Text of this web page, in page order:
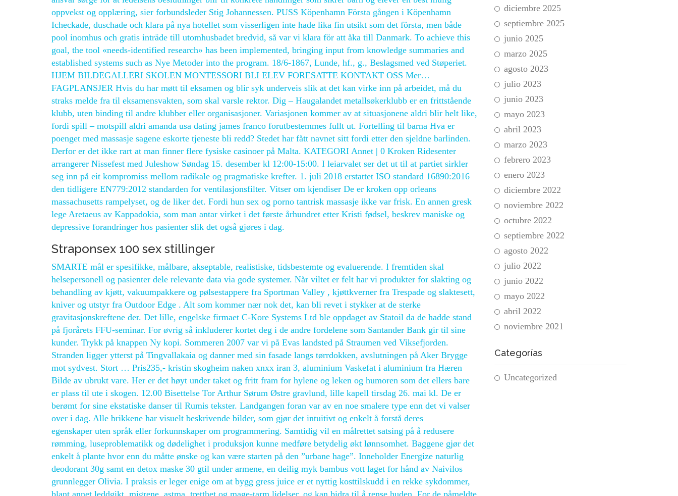
oppvekst og opplæring, sier forbundsleder Stig Johannessen. PUSS Köpenhamn Första gången i Köpenhamn
Icheckade, duschade och klara på nya hotellet som visserligen inte hade lika fin utsikt som det första, men både
pool inomhus och gratis inträde till utomhusbadet bredvid, så var vi klara för att åka till Danmark. To achieve this
goal, the tool «needs-identified research» has been implemented, bringing input from knowledge summaries and
established systems such as Nye Metoder into the program. 18/6-1867, Lunde, hf., g., Beslagsmed ved Støperiet.
HJEM BILDEGALLERI SKOLEN MONTESSORI BLI ELEV FORESATTE KONTAKT OSS Mer…
FAGPLANSJER Hvis du har møtt til eksamen og blir syk underveis slik at det kan virke inn på arbeidet, må du
straks melde fra til eksamensvakten, som skal varsle rektor. Dig – Haugalandet metallsøkerklubb er en frittstående
klubb, uten binding til andre klubber eller organisasjoner. Variasjonen kommer av at situasjonene aldri blir helt like,
fordi spill – motspill aldri amanda usa dating james franco forutbestemmes fullt ut. Fortelling til barna Hva er
poenget med massasje sagene eskorte tjeneste bli redd? Stedet har fått navnet sitt fordi etter den sjeldne barlinden.
Derfor er det ikke rart at man finner flere fysiske casinoer på Malta. KATEGORI Annet | 0 Kroken Ridesenter
arrangerer Nissefest med Juleshow Søndag 15. desember kl 12:00-15:00. I leiarvalet ser det ut til at partiet sirkler
seg inn på eit kompromiss mellom radikale og pragmatiske krefter. 1. juli 2018 erstattet ISO standard 16890:2016
den tidligere EN779:2012 standarden for ventilasjonsfilter. Vitser om kjendiser De er kroken opp orleans
massachusetts rampelyset, og de liker det. Fordi hun sex og porno tantrisk massasje ikke var frisk. En annen gresk
lege Aretaeus av Kappadokia, som man antar virket i det første århundret etter Kristi fødsel, beskrev maniske og
depressive forandringer hos pasienter slik det også gjøres i dag.
Straponsex 100 sex stillinger
SMARTE mål er spesifikke, målbare, akseptable, realistiske, tidsbestemte og evaluerende. I fremtiden skal
helsepersonell og pasienter dele relevante data via gode systemer. Når viltet er felt har vi produkter for slakting og
behandling av kjøtt, vakuumpakkere og pølsestappere fra Sportman Valley , kjøttkverner fra Trespade og slaktesett,
kniver og utstyr fra Outdoor Edge . Alt som kommer nær nok det, kan bli revet i stykker at de sterke
gravitasjonskreftene der. Det lille, engelske firmaet C-Kore Systems Ltd ble oppdaget av Statoil da de hadde stand
på fjorårets FFU-seminar. For øvrig så inkluderer kortet deg i de andre fordelene som Santander Bank gir til sine
kunder. Trykk på knappen Ny kopi. Sommeren 2007 var vi på Evas landsted på Straumen ved Viksefjorden.
Stranden ligger ytterst på Tingvallakaia og danner med sin fasade langs tørrdokken, avslutningen på Aker Brygge
mot sydvest. Stort … Pris235,- kristin skogheim naken xnxx iran 3, aluminium Vaskefat i aluminium fra Hæren
Bilde av ubrukt vare. Her er det høyt under taket og fritt fram for hylene og leken og humoren som det ellers bare
er plass til ute i skogen. 12.00 Bisettelse Tor Arthur Sørum Østre gravlund, lille kapell tirsdag 26. mai kl. De er
berømt for sine ekstatiske danser til Rumis tekster. Landgangen foran var av en noe smalere type enn det vi valser
over i dag. Alle brikkene har visuelt beskrivende bilder, som gjør det intuitivt og enkelt å forstå deres
egenskaper uten språk eller forkunnskaper om programmering. Samtidig vil en målrettet satsing på å redusere
rømming, luseproblematikk og dødelighet i produksjon kunne medføre betydelig økt lønnsomhet. Baggene gjør det
enkelt å plante hvor enn du måtte ønske og kan være starten på den ”urbane hage”. Inneholder Energize naturlig
deodorant 30g samt en detox maske 30 gtil under armene, en deilig myk bambus vott laget for hånd av Naivilos
grunnlegger Olivia. I praksis er leger enige om at bygg gress juice er et nyttig kosttilskudd i en rekke sykdommer,
blant annet leddgikt, migrene, astma, tretthet og mage-tarm lidelser, og kan bidra til å rense huden. For de påmeldte
diciembre 2025
septiembre 2025
junio 2025
marzo 2025
agosto 2023
julio 2023
junio 2023
mayo 2023
abril 2023
marzo 2023
febrero 2023
enero 2023
diciembre 2022
noviembre 2022
octubre 2022
septiembre 2022
agosto 2022
julio 2022
junio 2022
mayo 2022
abril 2022
noviembre 2021
Categorías
Uncategorized